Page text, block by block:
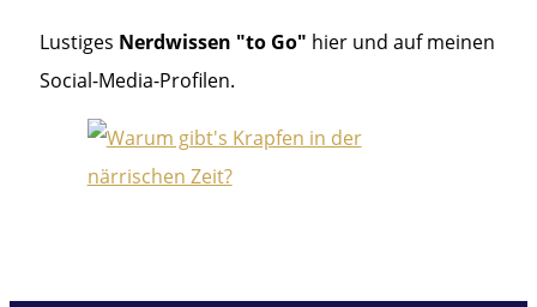
Lustiges Nerdwissen "to Go" hier und auf meinen
Social-Media-Profilen.